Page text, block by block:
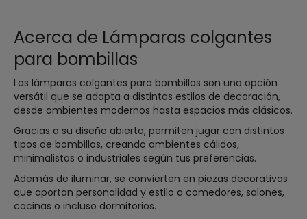
Acerca de Lámparas colgantes
para bombillas
Las lámparas colgantes para bombillas son una opción
versátil que se adapta a distintos estilos de decoración,
desde ambientes modernos hasta espacios más clásicos.
Gracias a su diseño abierto, permiten jugar con distintos
tipos de bombillas, creando ambientes cálidos,
minimalistas o industriales según tus preferencias.
Además de iluminar, se convierten en piezas decorativas
que aportan personalidad y estilo a comedores, salones,
cocinas o incluso dormitorios.